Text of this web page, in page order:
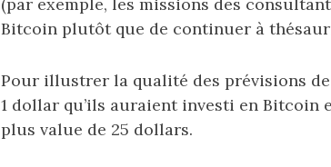
Bitcoin plutôt que de continuer à
Pour illustrer la qualité des prévisions
1 dollar qu’ils auraient investi en Bitcoin
plus value de 25 dollars.